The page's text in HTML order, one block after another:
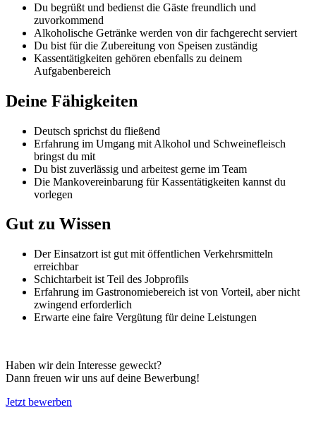
Du begrüßt und bedienst die Gäste freundlich und
zuvorkommend
Alkoholische Getränke werden von dir fachgerecht serviert
Du bist für die Zubereitung von Speisen zuständig
Kassentätigkeiten gehören ebenfalls zu deinem
Aufgabenbereich
Deine Fähigkeiten
Deutsch sprichst du fließend
Erfahrung im Umgang mit Alkohol und Schweinefleisch
bringst du mit
Du bist zuverlässig und arbeitest gerne im Team
Die Mankovereinbarung für Kassentätigkeiten kannst du
vorlegen
Gut zu Wissen
Der Einsatzort ist gut mit öffentlichen Verkehrsmitteln
erreichbar
Schichtarbeit ist Teil des Jobprofils
Erfahrung im Gastronomiebereich ist von Vorteil, aber nicht
zwingend erforderlich
Erwarte eine faire Vergütung für deine Leistungen
Haben wir dein Interesse geweckt?
Dann freuen wir uns auf deine Bewerbung!
Jetzt bewerben